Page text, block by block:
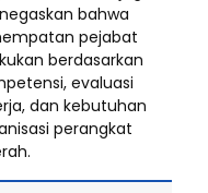
bahwa
pejabat
berdasarkan
evaluasi
dan kebutuhan
perangkat